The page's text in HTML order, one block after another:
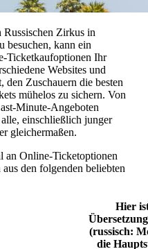
Russischen Zirkus in
besuchen, kann ein
Ticketkaufoptionen Ihr
Websites und
den Zuschauern die besten
mühelos zu sichern. Von
Minute-Angeboten
einschließlich junger
gleichermaßen.
an Online-Ticketoptionen
den folgenden beliebten
Hier
(russisch:
die